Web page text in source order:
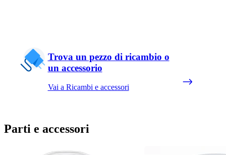
Trova un pezzo di ricambio o
un accessorio
Vai a Ricambi e accessori
Parti e accessori